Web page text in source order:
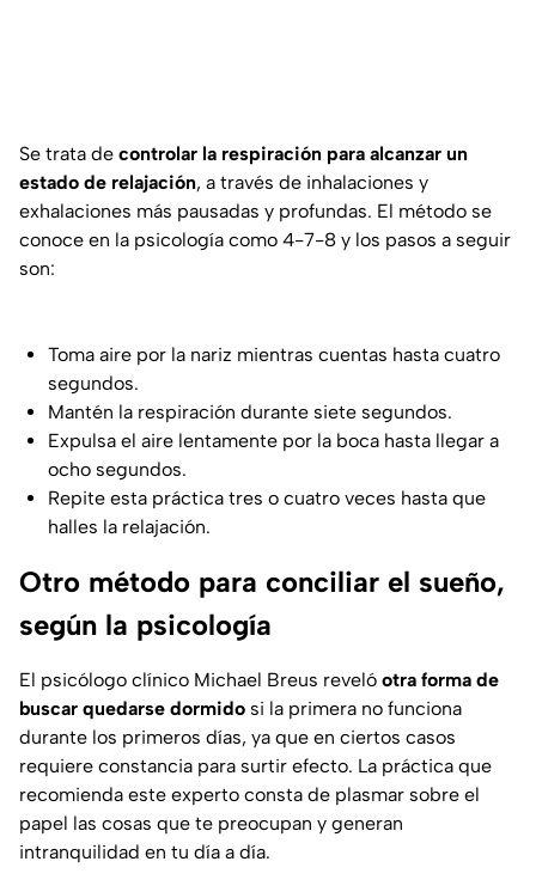
Se trata de controlar la respiración para alcanzar un
estado de relajación, a través de inhalaciones y
exhalaciones más pausadas y profundas. El método se
conoce en la psicología como 4-7-8 y los pasos a seguir
son:
Toma aire por la nariz mientras cuentas hasta cuatro
segundos.
Mantén la respiración durante siete segundos.
Expulsa el aire lentamente por la boca hasta llegar a
ocho segundos.
Repite esta práctica tres o cuatro veces hasta que
halles la relajación.
Otro método para conciliar el sueño,
según la psicología
El psicólogo clínico Michael Breus reveló otra forma de
buscar quedarse dormido si la primera no funciona
durante los primeros días, ya que en ciertos casos
requiere constancia para surtir efecto. La práctica que
recomienda este experto consta de plasmar sobre el
papel las cosas que te preocupan y generan
intranquilidad en tu día a día.